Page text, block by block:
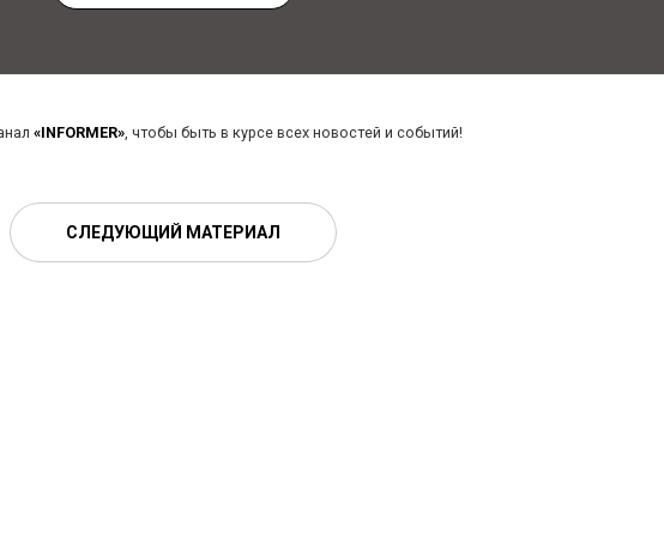
«INFORMER», чтобы быть в курсе всех новостей и событий!
СЛЕДУЮЩИЙ МАТЕРИАЛ